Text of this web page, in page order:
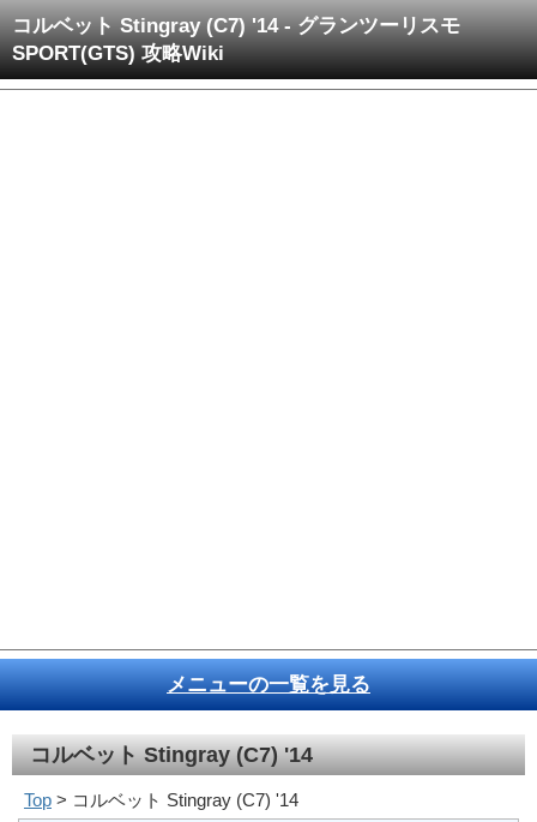
コルベット Stingray (C7) '14 - グランツーリスモ
SPORT(GTS) 攻略Wiki
メニューの一覧を見る
コルベット Stingray (C7) '14
Top > コルベット Stingray (C7) '14